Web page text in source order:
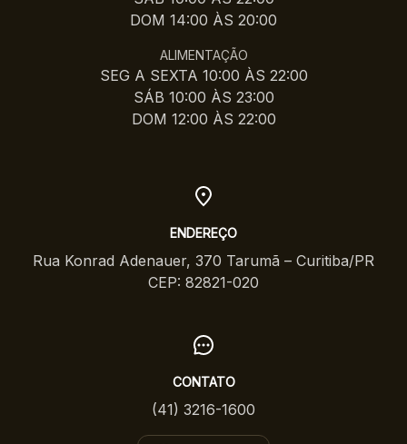
DOM 14:00 ÀS 20:00
ALIMENTAÇÃO
SEG A SEXTA 10:00 ÀS 22:00
SÁB 10:00 ÀS 23:00
DOM 12:00 ÀS 22:00
ENDEREÇO
Rua Konrad Adenauer, 370 Tarumã – Curitiba/PR
CEP: 82821-020
CONTATO
(41) 3216-1600